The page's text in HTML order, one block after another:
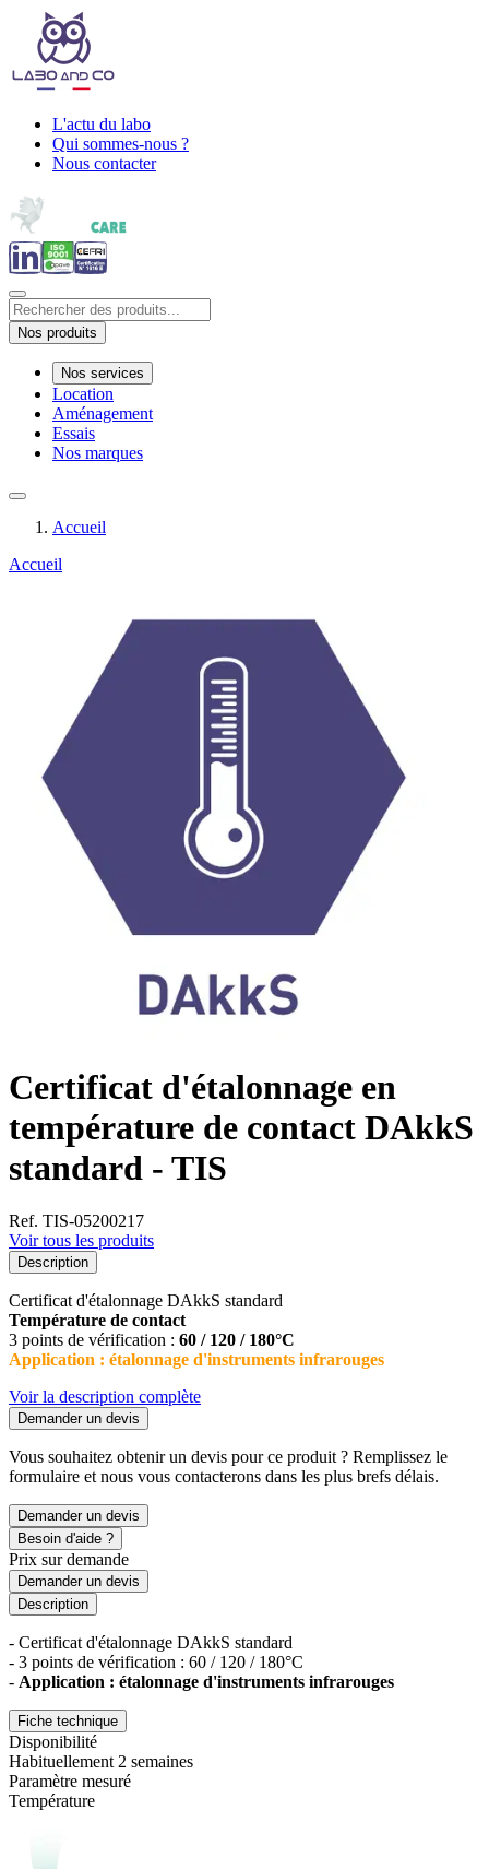
L'actu du labo
Qui sommes-nous ?
Nous contacter
Nos produits
Nos services
Location
Aménagement
Essais
Nos marques
Accueil
Accueil
Certificat d'étalonnage en
température de contact DAkkS
standard - TIS
Ref. TIS-05200217
Voir tous les produits
Description
Certificat d'étalonnage DAkkS standard
Température de contact
3 points de vérification : 60 / 120 / 180°C
Application : étalonnage d'instruments infrarouges
Voir la description complète
Demander un devis
Vous souhaitez obtenir un devis pour ce produit ? Remplissez le
formulaire et nous vous contacterons dans les plus brefs délais.
Demander un devis
Besoin d'aide ?
Prix sur demande
Demander un devis
Description
- Certificat d'étalonnage DAkkS standard
- 3 points de vérification : 60 / 120 / 180°C
- Application : étalonnage d'instruments infrarouges
Fiche technique
Disponibilité
Habituellement 2 semaines
Paramètre mesuré
Température